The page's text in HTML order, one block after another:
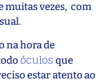
muitas vezes, com
na hora de
óculosque
estar atento ao